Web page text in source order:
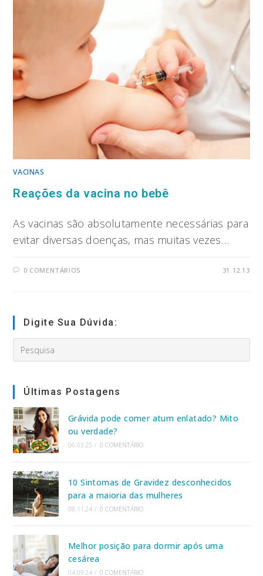
VACINAS
Reações da vacina no bebê
As vacinas são absolutamente necessárias para
evitar diversas doenças, mas muitas vezes…
0 COMENTÁRIOS 31.12.13
Digite Sua Dúvida:
this
Últimas Postagens
Grávida pode comer atum enlatado? Mito
ou verdade?
06.03.25 / 0 COMENTÁRIO
10 Sintomas de Gravidez desconhecidos
para a maioria das mulheres
08.11.24 / 0 COMENTÁRIO
Melhor posição para dormir após uma
cesárea
04.09.24 / 0 COMENTÁRIO